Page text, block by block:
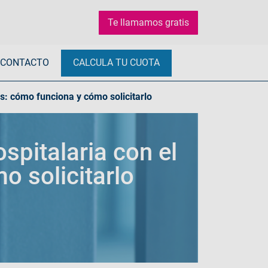
Te llamamos gratis
CONTACTO CALCULA TU CUOTA
cómo funciona y cómo solicitarlo
con el
solicitarlo